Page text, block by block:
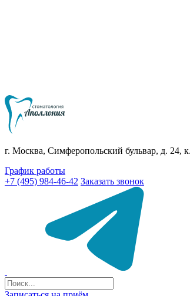
г. Москва, Симферопольский бульвар, д. 24,
График работы
+7 (495) 984-46-42 Заказать звонок